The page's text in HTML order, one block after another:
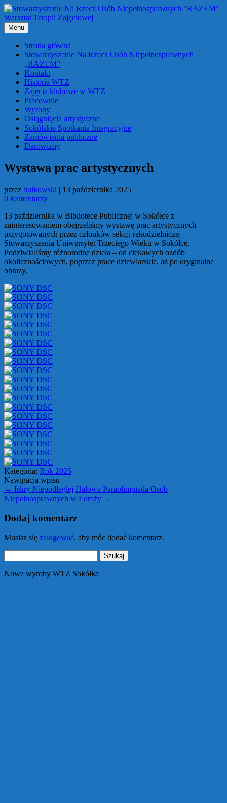
Przejdź
do
treści
Menu
Strona główna
Stowarzyszenie Na Rzecz Osób Niepełnosprawnych
„RAZEM”
Kontakt
Historia WTZ
Zajęcia klubowe w WTZ
Pracownie
Wyroby
Osiągnięcia artystyczne
Sokólskie Spotkania Integracyjne
Zamówienia publiczne
Darowizny
Wystawa prac artystycznych
przez bulkowski | 13 października 2025
0 komentarzy
13 października w Bibliotece Publicznej w Sokółce z
zainteresowaniem obejrzeliśmy wystawę prac artystycznych
przygotowanych przez członków sekcji rękodzielniczej
Stowarzyszenia Uniwersytet Trzeciego Wieku w Sokółce.
Podziwialiśmy różnorodne dzieła – od ciekawych ozdób
okolicznościowych, poprzez prace dziewiarskie, aż po oryginalne
obrazy.
Kategoria: Rok 2025
Nawigacja wpisu
← Iskry Niepodległej Halowa Paraolimpiada Osób
Niepełnosprawnych w Łomży →
Dodaj komentarz
Musisz się zalogować, aby móc dodać komentarz.
Nowe wyroby WTZ Sokółka